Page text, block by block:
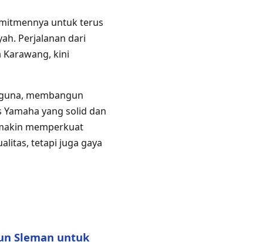
untuk terus
Perjalanan dari
kini
membangun
yang solid dan
memperkuat
tetapi juga gaya
Sleman untuk